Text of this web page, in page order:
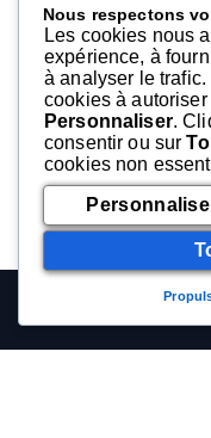
UROC
Tél :03 20 42 26
Mail : uroc-
Nous respectons
Les cookies nous
expérience, à
à analyser le
cookies à
Personnaliser.
consentir ou sur
cookies non